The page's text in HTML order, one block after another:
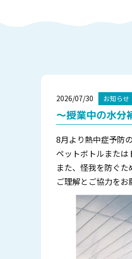
2026/07/30 お知らせ
～授業中の水分
8月より熱中症予防
ペットボトルまたは
また、怪我を防ぐた
ご理解とご協力を